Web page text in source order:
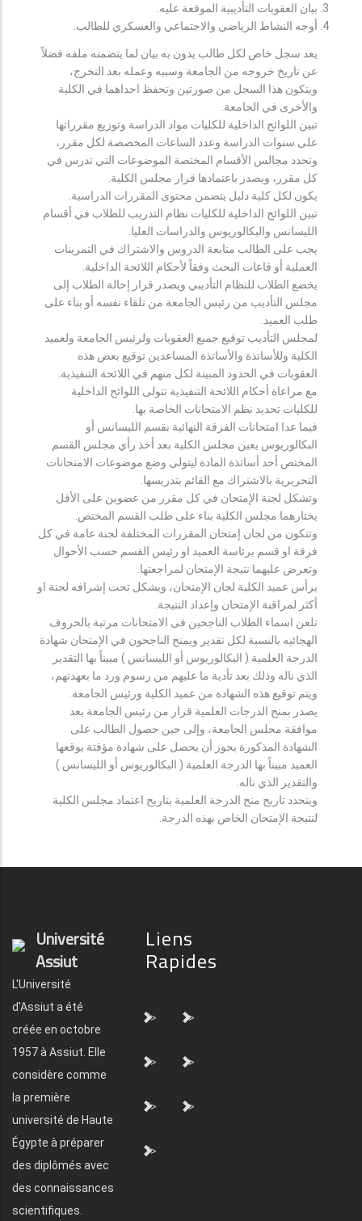
بيان العقوبات التأديبية الموقعة عليه.
أوجه النشاط الرياضي والاجتماعي والعسكري للطالب.
يعد سجل خاص لكل طالب يدون به بيان لما يتضمنه ملفه فضلاً
عن تاريخ خروجه من الجامعة وسببه وعمله بعد التخرج،
ويتكون هذا السجل من صورتين وتحفظ احداهما في الكلية
والأخرى في الجامعة.
تبين اللوائح الداخلية للكليات مواد الدراسة وتوزيع مقرراتها
على سنوات الدراسة وعدد الساعات المخصصة لكل مقرر،
وتحدد مجالس الأقسام المختصة الموضوعات التي تدرس في
كل مقرر، ويصدر باعتمادها قرار مجلس الكلية.
يكون لكل كلية دليل يتضمن محتوى المقررات الدراسية.
تبين اللوائح الداخلية للكليات نظام التدريب للطلاب في أقسام
الليسانس والبكالوريوس والدراسات العليا.
يجب على الطالب متابعة الدروس والاشتراك في التمرينات
العملية أو قاعات البحث وفقاً لأحكام اللائحة الداخلية.
يخضع الطلاب للنظام التأديبي ويصدر قرار إحالة الطلاب إلى
مجلس التأديب من رئيس الجامعة من تلقاء نفسه أو بناء على
طلب العميد.
لمجلس التأديب توقيع جميع العقوبات ولرئيس الجامعة ولعميد
الكلية وللأساتذة والأساتذة المساعدين توقيع بعض هذه
العقوبات في الحدود المبينة لكل منهم في اللائحة التنفيذية.
مع مراعاة أحكام اللائحة التنفيذية تتولى اللوائح الداخلية
للكليات تحديد نظم الامتحانات الخاصة بها.
فيما عدا امتحانات الفرقة النهائية بقسم الليسانس أو
البكالوريوس يعين مجلس الكلية بعد أخذ رأي مجلس القسم
المختص أحد أساتذة المادة ليتولى وضع موضوعات الامتحانات
التحريرية بالاشتراك مع القائم بتدريسها.
وتشكل لجنة الإمتحان في كل مقرر من عضوين على الأقل
يختارهما مجلس الكلية بناء على طلب القسم المختص.
وتتكون من لجان إمتحان المقررات المختلفة لجنة عامة في كل
فرقة او قسم برئاسة العميد او رئيس القسم حسب الأحوال
وتعرض عليهما نتيجة الإمتحان لمراجعتها.
يرأس عميد الكلية لجان الإمتحان، ويشكل تحت إشرافه لجنة او
أكثر لمراقبة الإمتحان وإعداد النتيجة.
تلعن اسماء الطلاب الناجحين فى الامتحانات مرتبة بالحروف
الهجائيه بالنسبة لكل تقدير ويمنح الناجحون في الإمتحان شهادة
الدرجة العلمية ( البكالوريوس أو الليسانس ) مبيناً بها التقدير
الذي ناله وذلك بعد تأدية ما عليهم من رسوم ورد ما بعهدتهم،
ويتم توقيع هذه الشهادة من عميد الكلية ورئيس الجامعة.
يصدر بمنح الدرجات العلمية قرار من رئيس الجامعة بعد
موافقة مجلس الجامعة، وإلى حين حصول الطالب على
الشهادة المذكورة يجوز أن يحصل على شهادة مؤقتة يوقعها
العميد مبيناً بها الدرجة العلمية ( البكالوريوس أو الليسانس )
والتقدير الذي ناله.
ويتحدد تاريخ منح الدرجة العلمية بتاريخ اعتماد مجلس الكلية
لنتيجة الإمتحان الخاص بهذه الدرجة.
Université
Assiut
L'Université
d'Assiut a été
créée en octobre
1957 à Assiut. Elle
considère comme
la première
université de Haute
Égypte à préparer
des diplômés avec
des connaissances
scientifiques.
Liens
Rapides
"> ">
"> ">
"> ">
">